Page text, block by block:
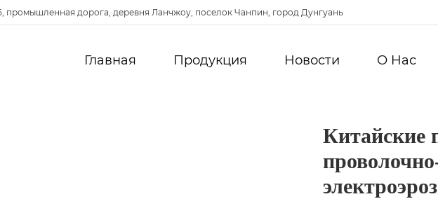
дорога, деревня Ланчжоу, поселок Чанпин, город Дунгуань
Главная Продукция Новости О Hас
Китайские